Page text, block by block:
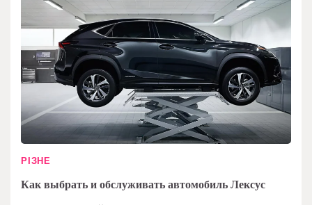
РІЗНЕ
Как выбрать и обслуживать автомобиль Лексус